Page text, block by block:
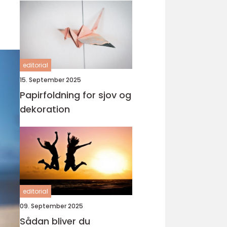
editorial
15. September 2025
Papirfoldning for sjov og
dekoration
editorial
09. September 2025
Sådan bliver du